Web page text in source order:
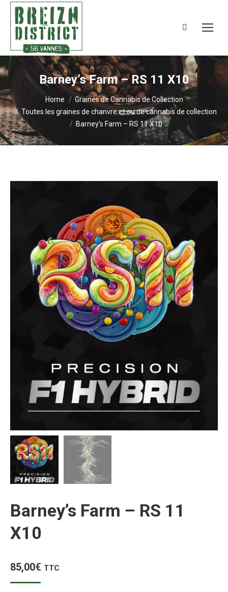
Search:
Barney’s Farm – RS 11 X10
You are here:Home
Graines de Cannabis de Collection
Toutes les graines de chanvre et ou de cannabis de collection
Barney’s Farm – RS 11 X10
Barney’s Farm – RS 11
X10
85,00€ TTC